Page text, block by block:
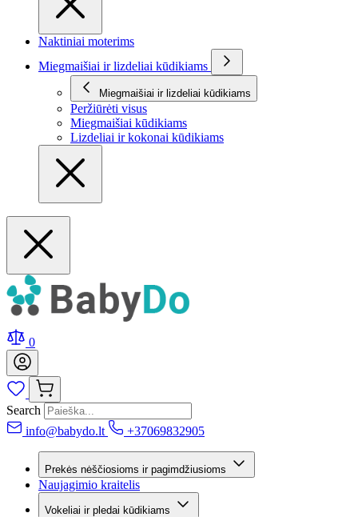
Naktiniai moterims
Miegmaišiai ir lizdeliai kūdikiams
Miegmaišiai ir lizdeliai kūdikiams
Peržiūrėti visus
Miegmaišiai kūdikiams
Lizdeliai ir kokonai kūdikiams
0
Search
info@babydo.lt
+37069832905
Prekės nėščiosioms ir pagimdžiusioms
Naujagimio kraitelis
Vokeliai ir pledai kūdikiams